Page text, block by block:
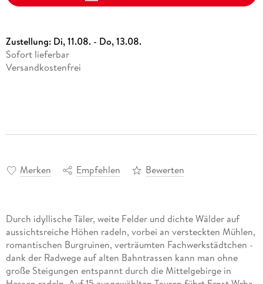
Zustellung: Di, 11.08. - Do, 13.08.
Sofort lieferbar
Versandkostenfrei
Merken Empfehlen Bewerten
Durch idyllische Täler, weite Felder und dichte Wälder auf
aussichtsreiche Höhen radeln, vorbei an versteckten Mühlen,
romantischen Burgruinen, verträumten Fachwerkstädtchen -
dank der Radwege auf alten Bahntrassen kann man ohne
große Steigungen entspannt durch die Mittelgebirge in